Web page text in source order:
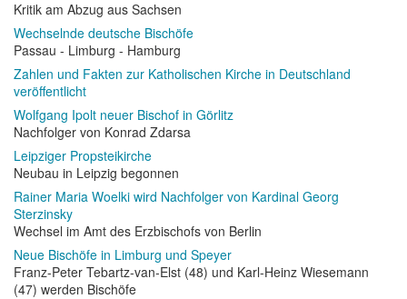
Kritik am Abzug aus Sachsen
Wechselnde deutsche Bischöfe
Passau - Limburg - Hamburg
Zahlen und Fakten zur Katholischen Kirche in Deutschland
veröffentlicht
Wolfgang Ipolt neuer Bischof in Görlitz
Nachfolger von Konrad Zdarsa
Leipziger Propsteikirche
Neubau in Leipzig begonnen
Rainer Maria Woelki wird Nachfolger von Kardinal Georg
Sterzinsky
Wechsel im Amt des Erzbischofs von Berlin
Neue Bischöfe in Limburg und Speyer
Franz-Peter Tebartz-van-Elst (48) und Karl-Heinz Wiesemann
(47) werden Bischöfe